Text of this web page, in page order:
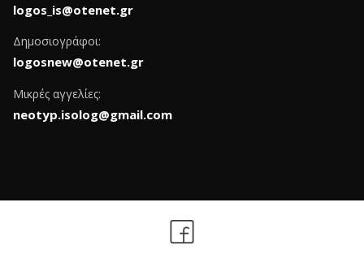
logos_is@otenet.gr
Δημοσιογράφοι:
logosnew@otenet.gr
Μικρές αγγελίες:
neotyp.isolog@gmail.com